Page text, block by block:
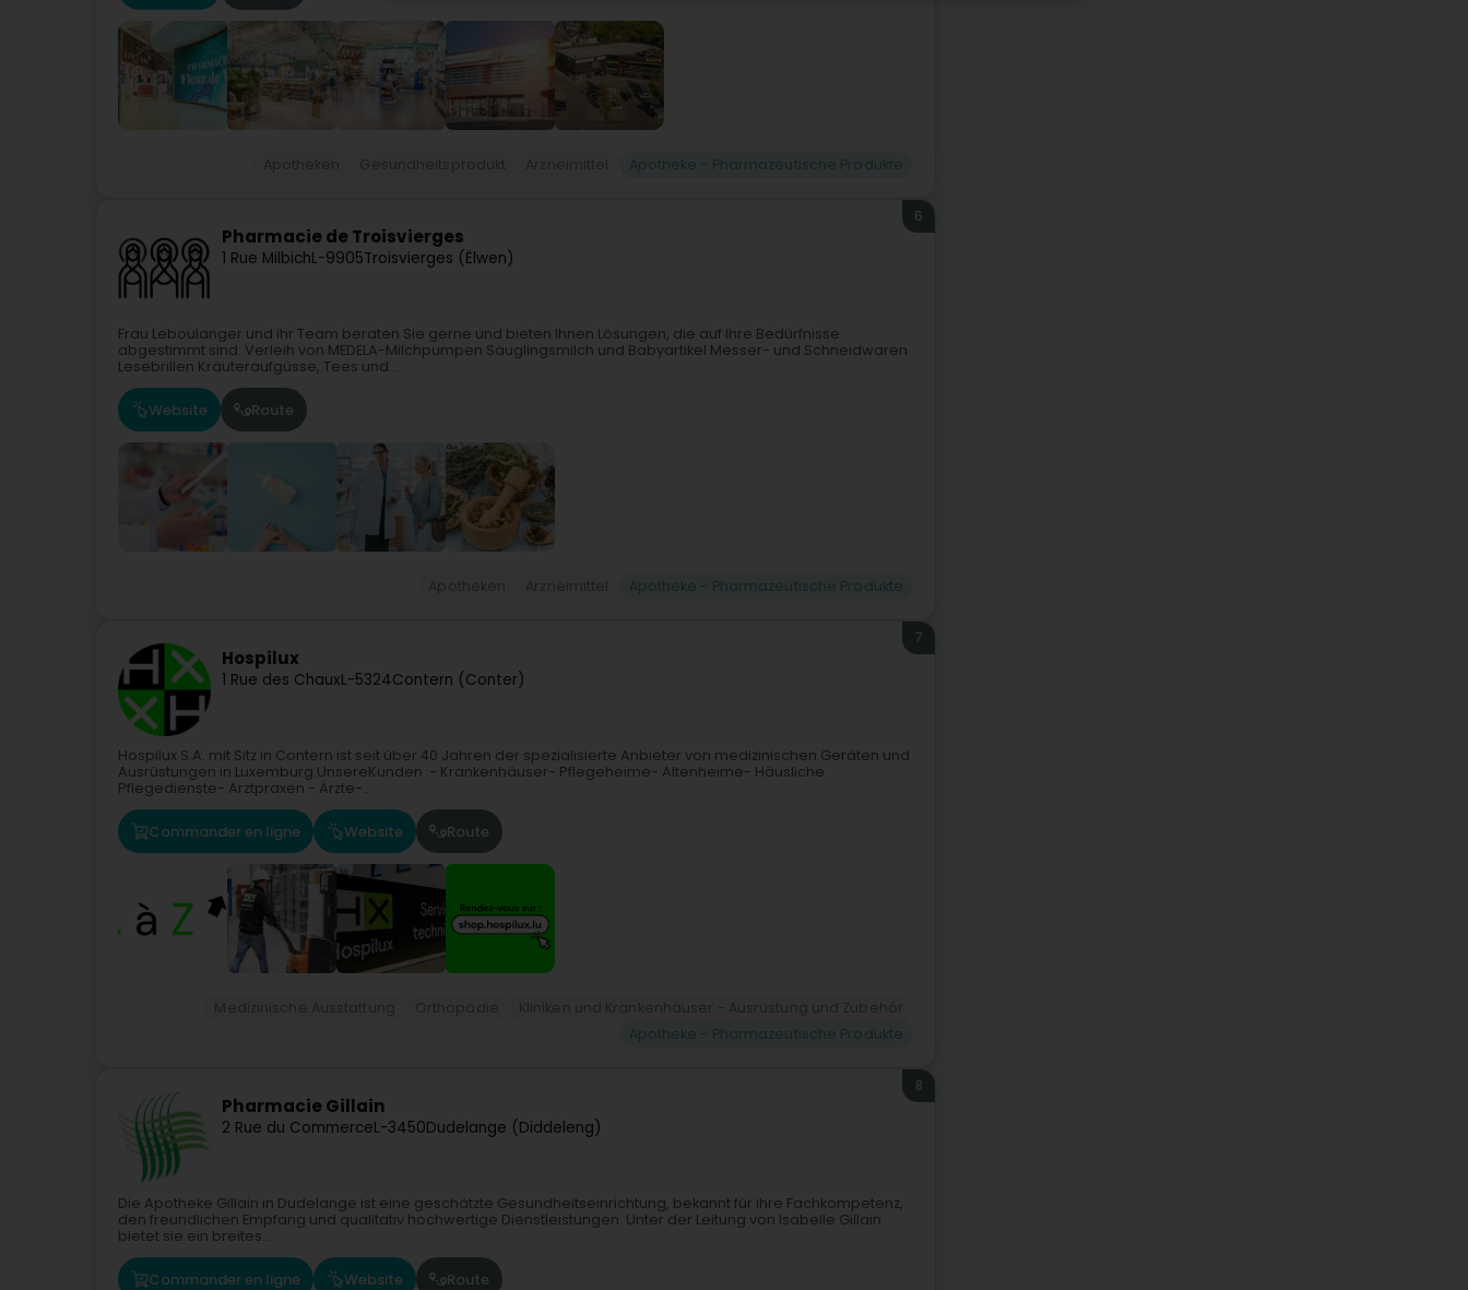
Pharmacie de Troisvierges
1 Rue MilbichL-9905Troisvierges (Ëlwen)
6
Frau Leboulanger und ihr Team beraten Sie gerne und bieten Ihnen Lösungen, die auf Ihre Bedürfnisse
abgestimmt sind: Verleih von MEDELA-Milchpumpen Säuglingsmilch und Babyartikel Messer- und Schneidwaren
Lesebrillen Kräuteraufgüsse, Tees und...
Website Route
Hospilux
1 Rue des ChauxL-5324Contern (Conter)
7
Hospilux S.A. mit Sitz in Contern ist seit über 40 Jahren der spezialisierte Anbieter von medizinischen Geräten und
Ausrüstungen in Luxemburg.UnsereKunden :- Krankenhäuser- Pflegeheime- Altenheime- Häusliche
Pflegedienste- Arztpraxen - Ärzte-...
Commander en ligne Website Route
Pharmacie Gillain
2 Rue du CommerceL-3450Dudelange (Diddeleng)
8
Die Apotheke Gillain in Dudelange ist eine geschätzte Gesundheitseinrichtung, bekannt für ihre Fachkompetenz,
den freundlichen Empfang und qualitativ hochwertige Dienstleistungen. Unter der Leitung von Isabelle Gillain
bietet sie ein breites...
Commander en ligne Website Route